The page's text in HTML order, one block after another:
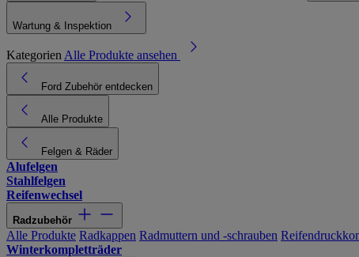
Wartung & Inspektion
Kategorien Alle Produkte ansehen
Ford Zubehör entdecken
Alle Produkte
Felgen & Räder
Alufelgen
Stahlfelgen
Reifenwechsel
Radzubehör
Alle Produkte Radkappen Radmuttern und -schrauben
Winterkompletträder